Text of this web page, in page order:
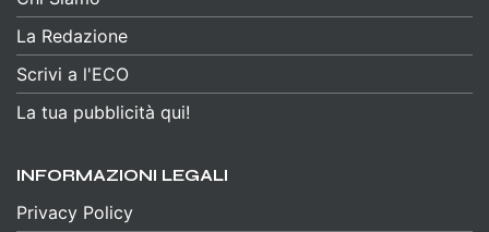
La Redazione
Scrivi a l'ECO
La tua pubblicità qui!
INFORMAZIONI LEGALI
Privacy Policy